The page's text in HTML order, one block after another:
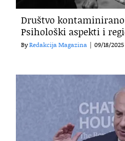
Društvo
Psihološki aspekti i
ByRedakcija Magazina | 09/18/2025